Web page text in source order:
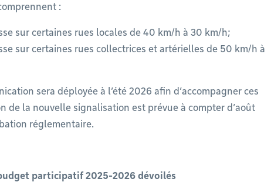
:
sur certaines rues locales de 40 km/h à 30 km/h;
sur certaines rues collectrices et artérielles de 50 km/h à
sera déployée à l’été 2026 afin d’accompagner ces
de la nouvelle signalisation est prévue à compter d’août
réglementaire.
participatif 2025-2026 dévoilés